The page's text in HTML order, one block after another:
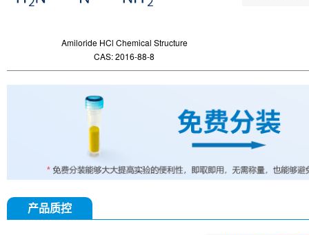
Amiloride HCl Chemical Structure
CAS: 2016-88-8
产品质控